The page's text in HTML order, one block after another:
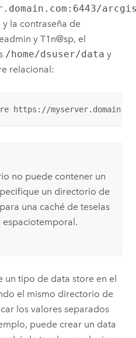
la contraseña de
y T1n@sp, el
/home/dsuser/data y
relacional:
https://
no puede contener un
un directorio de
una caché de teselas
un tipo de data store en el
el mismo directorio de
los valores separados
puede crear un data